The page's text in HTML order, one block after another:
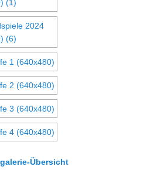
Übersicht